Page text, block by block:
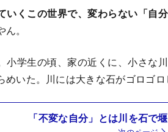
いくこの世界で、変わらない「自
。
小学生の頃、家の近くに、小さな
いた。川には大きな石がゴロゴロ
「不変な自分」とは川を石で